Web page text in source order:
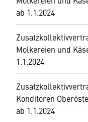
ab 1.1.2024
Molkereien und
1.1.2024
Konditoren
ab 1.1.2024